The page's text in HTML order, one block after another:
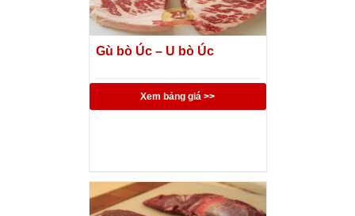
Gù bò Úc – U bò Úc
Xem bảng giá >>